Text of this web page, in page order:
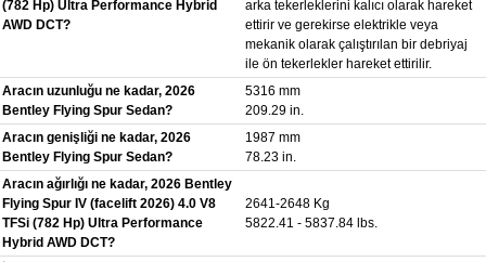
(782 Hp) Ultra Performance Hybrid
AWD DCT?
arka tekerleklerini kalıcı olarak hareket
ettirir ve gerekirse elektrikle veya
mekanik olarak çalıştırılan bir debriyaj
ile ön tekerlekler hareket ettirilir.
Aracın uzunluğu ne kadar, 2026
Bentley Flying Spur Sedan?
5316 mm
209.29 in.
Aracın genişliği ne kadar, 2026
Bentley Flying Spur Sedan?
1987 mm
78.23 in.
Aracın ağırlığı ne kadar, 2026 Bentley
Flying Spur IV (facelift 2026) 4.0 V8
TFSi (782 Hp) Ultra Performance
Hybrid AWD DCT?
2641-2648 Kg
5822.41 - 5837.84 lbs.